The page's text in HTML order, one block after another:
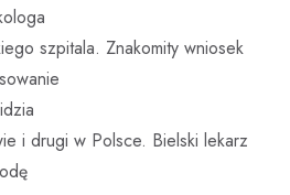
szpitala. Znakomity wniosek
i drugi w Polsce. Bielski lekarz